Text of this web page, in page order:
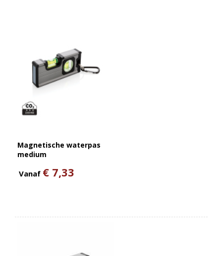
Magnetische waterpas
medium
Vanaf € 7,33